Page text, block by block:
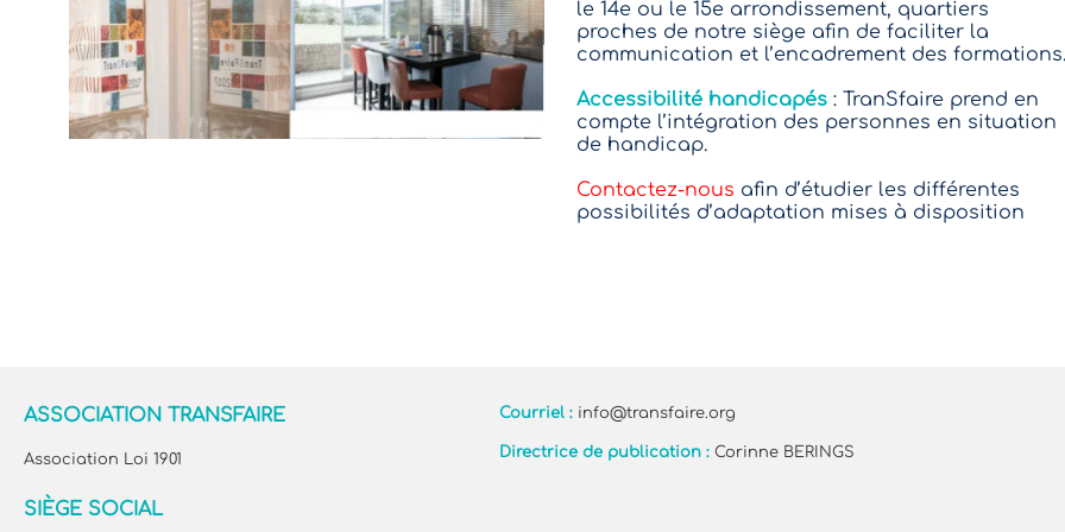
le 14e ou le 15e arrondissement, quartiers
proches de notre siège afin de faciliter la
communication et l’encadrement des formations.
Accessibilité handicapés : TranSfaire prend en
compte l’intégration des personnes en situation
de handicap.
Contactez-nous afin d’étudier les différentes
possibilités d’adaptation mises à disposition
ASSOCIATION TRANSFAIRE
Association Loi 1901
SIÈGE SOCIAL
Courriel : info@transfaire.org
Directrice de publication : Corinne BERINGS